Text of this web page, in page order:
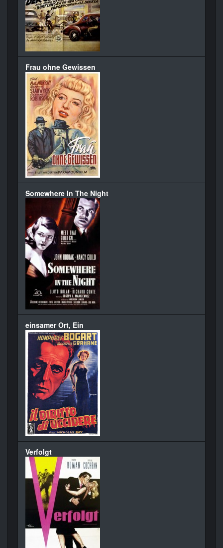
Frau ohne Gewissen
Somewhere In The Night
einsamer Ort, Ein
Verfolgt